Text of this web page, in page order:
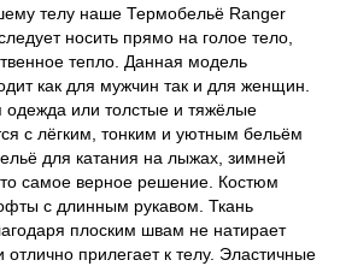
телу наше Термобельё Ranger
носить прямо на голое тело,
тепло. Данная модель
как для мужчин так и для женщин.
одежда или толстые и тяжёлые
с лёгким, тонким и уютным бельём
для катания на лыжах, зимней
самое верное решение. Костюм
с длинным рукавом. Ткань
плоским швам не натирает
отлично прилегает к телу. Эластичные